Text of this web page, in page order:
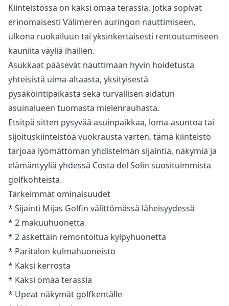
Kiinteistössä on kaksi omaa terassia, jotka sopivat
erinomaisesti Välimeren auringon nauttimiseen,
ulkona ruokailuun tai yksinkertaisesti rentoutumiseen
kauniita väyliä ihaillen.
Asukkaat pääsevät nauttimaan hyvin hoidetusta
yhteisistä uima-altaasta, yksityisestä
pysäköintipaikasta sekä turvallisen aidatun
asuinalueen tuomasta mielenrauhasta.
Etsitpä sitten pysyvää asuinpaikkaa, loma-asuntoa tai
sijoituskiinteistöä vuokrausta varten, tämä kiinteistö
tarjoaa lyömättömän yhdistelmän sijaintia, näkymiä ja
elämäntyyliä yhdessä Costa del Solin suosituimmista
golfkohteista.
Tärkeimmät ominaisuudet
* Sijainti Mijas ‌Golfin ‌välittömässä ‌läheisyydessä
* ‌2 ‌makuuhuonetta
* 2 äskettäin remontoitua kylpyhuonetta
* ‌Paritalon ‌kulmahuoneisto
* ‌Kaksi kerrosta
* Kaksi ‌omaa ‌terassia
* ‌Upeat ‌näkymät golfkentälle